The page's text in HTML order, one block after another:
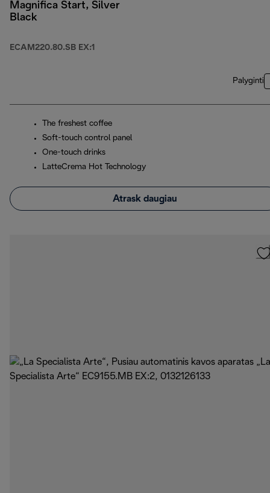
Magnifica Start, Silver
Black
ECAM220.80.SB EX:1
Palyginti
The freshest coffee
Soft-touch control panel
One-touch drinks
LatteCrema Hot Technology
Atrask daugiau